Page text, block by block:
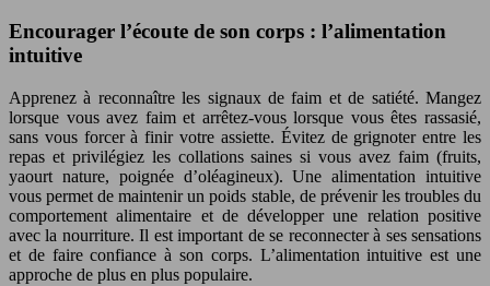
Encourager l’écoute de son corps : l’alimentation
intuitive
Apprenez à reconnaître les signaux de faim et de satiété. Mangez
lorsque vous avez faim et arrêtez-vous lorsque vous êtes rassasié,
sans vous forcer à finir votre assiette. Évitez de grignoter entre les
repas et privilégiez les collations saines si vous avez faim (fruits,
yaourt nature, poignée d’oléagineux). Une alimentation intuitive
vous permet de maintenir un poids stable, de prévenir les troubles du
comportement alimentaire et de développer une relation positive
avec la nourriture. Il est important de se reconnecter à ses sensations
et de faire confiance à son corps. L’alimentation intuitive est une
approche de plus en plus populaire.